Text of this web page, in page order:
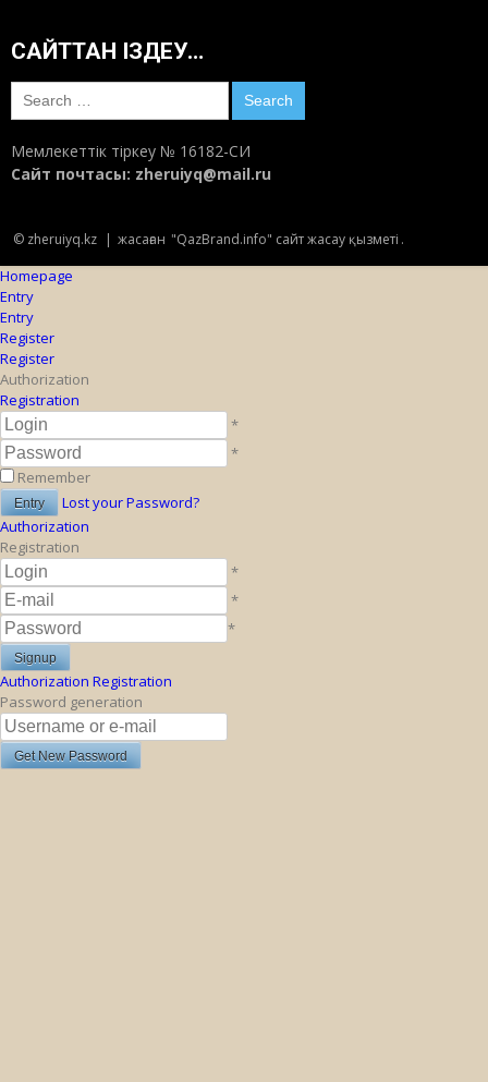
САЙТТАН ІЗДЕУ…
Search
for:
Мемлекеттік тіркеу № 16182-СИ
Сайт почтасы: zheruiyq@mail.ru
© zheruiyq.kz | жасаған "QazBrand.info" сайт жасау қызметі .
Homepage
Entry
Entry
Register
Register
Authorization
Registration
*
*
Remember
Lost your Password?
Authorization
Registration
*
*
*
Authorization Registration
Password generation